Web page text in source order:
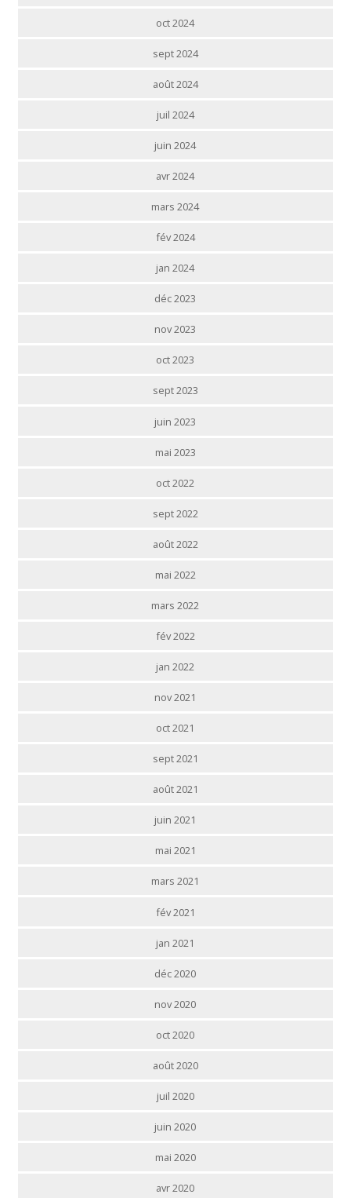
oct 2024
sept 2024
août 2024
juil 2024
juin 2024
avr 2024
mars 2024
fév 2024
jan 2024
déc 2023
nov 2023
oct 2023
sept 2023
juin 2023
mai 2023
oct 2022
sept 2022
août 2022
mai 2022
mars 2022
fév 2022
jan 2022
nov 2021
oct 2021
sept 2021
août 2021
juin 2021
mai 2021
mars 2021
fév 2021
jan 2021
déc 2020
nov 2020
oct 2020
août 2020
juil 2020
juin 2020
mai 2020
avr 2020